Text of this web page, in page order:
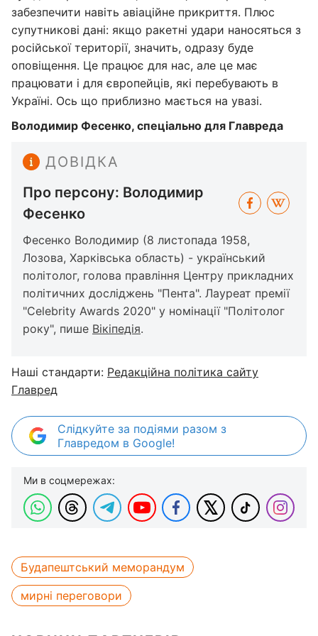
забезпечити навіть авіаційне прикриття. Плюс
супутникові дані: якщо ракетні удари наносяться з
російської території, значить, одразу буде
оповіщення. Це працює для нас, але це має
працювати і для європейців, які перебувають в
Україні. Ось що приблизно мається на увазі.
Володимир Фесенко, спеціально для Главреда
ДОВІДКА
Про персону: Володимир
Фесенко
Фесенко Володимир (8 листопада 1958,
Лозова, Харківська область) - український
політолог, голова правління Центру прикладних
політичних досліджень "Пента". Лауреат премії
"Celebrity Awards 2020" у номінації "Політолог
року", пише Вікіпедія.
Наші стандарти: Редакційна політика сайту
Главред
Слідкуйте за подіями разом з
Главредом в Google!
Ми в соцмережах:
Будапештський меморандум
мирні переговори